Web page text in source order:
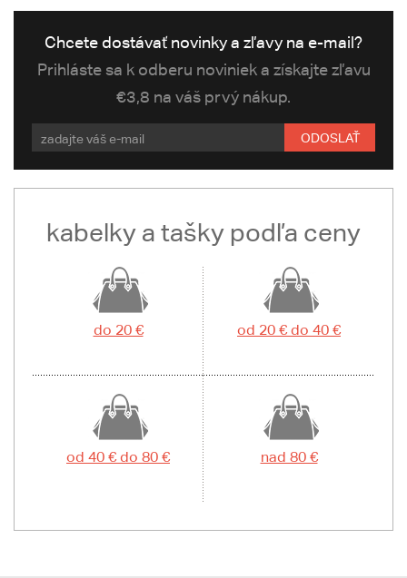
Chcete dostávať novinky a zľavy na e-mail?
Prihláste sa k odberu noviniek a získajte zľavu
€3,8 na váš prvý nákup.
ODOSLAŤ
kabelky a tašky podľa ceny
do 20 € od 20 € do 40 €
od 40 € do 80 € nad 80 €